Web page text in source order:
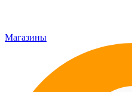
Магазины